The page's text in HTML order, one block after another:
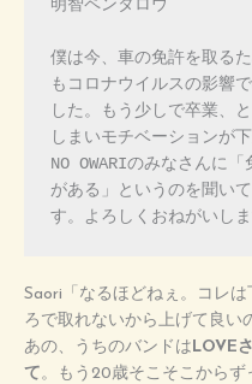
明智ペンタロウ
僕は今、車の免許を取る
もコロナウイルスの影響
した。もう少しで卒業、
しまいモチベーションが
NO OWARIのみなさんに
がある」というのを聞い
す。よろしくおねがいしま
Saori「なるほどねぇ。コレ
ろで取れないから上げて良い
あの、うちのバンドは LOVE
て。もう20歳そこそこからず